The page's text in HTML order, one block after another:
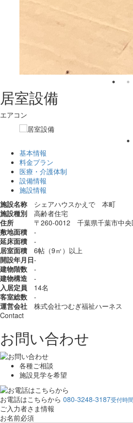
居室設備
エアコン
基本情報
料金プラン
医療・介護体制
設備情報
施設情報
施設名称
シェアハウスかえで 本町
施設種別
高齢者住宅
住所
〒260-0012 千葉県千葉市中央
敷地面積
-
延床面積
-
居室面積
6帖（9㎡）以上
開設年月日-
建物階数
-
建物構造
-
入居定員
14名
客室総数
-
運営会社
株式会社つむぎ福祉ハーネス
Contact
お問い合わせ
各種ご相談
施設見学を希望
お電話はこちらから 080-3248-3187受付時
ご入力者さま情報
お名前必須